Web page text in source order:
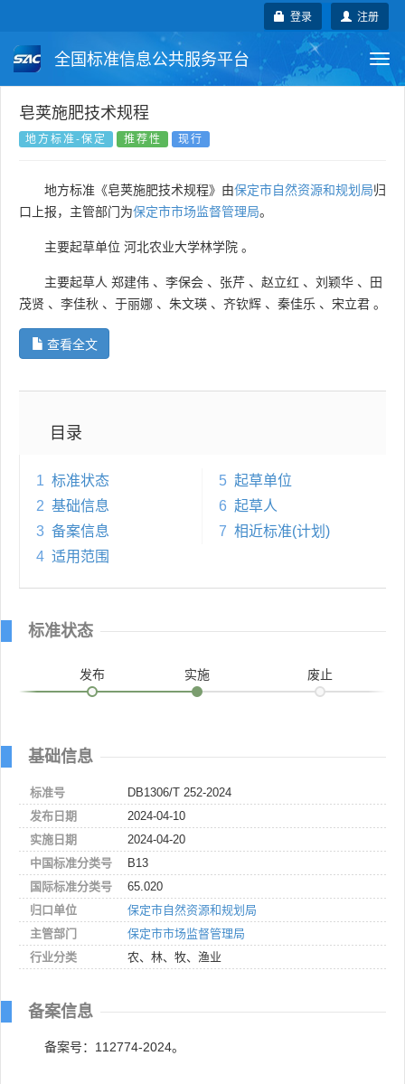
注册
登录
全国标准信息公共服务平台
国家标准
国外标准 技术委员会
皂荚施肥技术规程
地方标准-保定 推荐性 现行
地方标准《皂荚施肥技术规程》由保定市自然资源和规划局归
口上报，主管部门为保定市市场监督管理局。
主要起草单位 河北农业大学林学院 。
主要起草人 郑建伟 、 李保会 、 张芹 、 赵立红 、 刘颖华 、
田
茂贤 、 李佳秋 、 于丽娜 、 朱文瑛 、 齐钦辉 、 秦佳乐 、 宋立君 。
查看全文
目录
1 标准状态
2 基础信息
3 备案信息
4 适用范围
5 起草单位
6 起草人
7 相近标准(计划)
标准状态
发布 实施 废止
基础信息
标准号
DB1306/T 252-2024
发布日期
2024-04-10
实施日期
2024-04-20
中国标准分类号
B13
国际标准分类号
65.020
归口单位
保定市自然资源和规划局
主管部门
保定市市场监督管理局
行业分类
农、林、牧、渔业
备案信息
备案号：112774-2024。